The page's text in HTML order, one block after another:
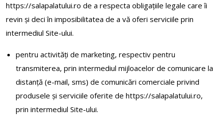
https://salapalatului.ro de a respecta obligațiile legale care îi
revin și deci în imposibilitatea de a vă oferi serviciile prin
intermediul Site-ului.
pentru activităţi de marketing, respectiv pentru
transmiterea, prin intermediul mijloacelor de comunicare la
distanţă (e-mail, sms) de comunicări comerciale privind
produsele şi serviciile oferite de https://salapalatului.ro,
prin intermediul Site-ului.